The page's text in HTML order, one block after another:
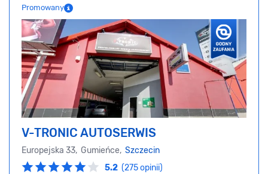
Promowany
V-TRONIC AUTOSERWIS
Europejska 33, Gumieńce, Szczecin
5.2 (275 opinii)